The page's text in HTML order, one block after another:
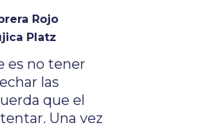
Rojo
Platz
es no tener
las
que el
Una vez